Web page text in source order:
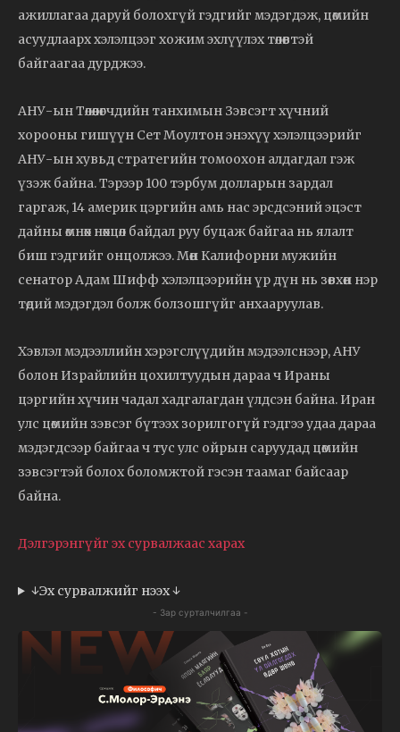
ажиллагаа даруй болохгүй гэдгийг мэдэгдэж, цөмийн
асуудлаарх хэлэлцээг хожим эхлүүлэх төлөвтэй
байгаагаа дурджээ.
АНУ-ын Төлөөлөгчдийн танхимын Зэвсэгт хүчний
хорооны гишүүн Сет Моултон энэхүү хэлэлцээрийг
АНУ-ын хувьд стратегийн томоохон алдагдал гэж
үзэж байна. Тэрээр 100 тэрбум долларын зардал
гаргаж, 14 америк цэргийн амь нас эрсдсэний эцэст
дайны өмнөх нөхцөл байдал руу буцаж байгаа нь ялалт
биш гэдгийг онцолжээ. Мөн Калифорни мужийн
сенатор Адам Шифф хэлэлцээрийн үр дүн нь зөвхөн нэр
төдий мэдэгдэл болж болзошгүйг анхааруулав.
Хэвлэл мэдээллийн хэрэгслүүдийн мэдээлснээр, АНУ
болон Израйлийн цохилтуудын дараа ч Ираны
цэргийн хүчин чадал хадгалагдан үлдсэн байна. Иран
улс цөмийн зэвсэг бүтээх зорилгогүй гэдгээ удаа дараа
мэдэгдсээр байгаа ч тус улс ойрын саруудад цөмийн
зэвсэгтэй болох боломжтой гэсэн таамаг байсаар
байна.
Дэлгэрэнгүйг эх сурвалжаас харах
↓Эх сурвалжийг нээх ↓
- Зар сурталчилгаа -